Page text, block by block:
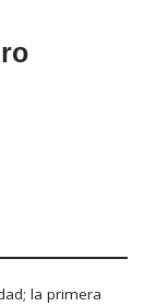
la primera